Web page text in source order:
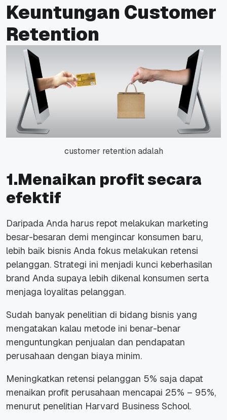
Keuntungan Customer
Retention
customer retention adalah
1.Menaikan profit secara
efektif
Daripada Anda harus repot melakukan marketing
besar-besaran demi mengincar konsumen baru,
lebih baik bisnis Anda fokus melakukan retensi
pelanggan. Strategi ini menjadi kunci keberhasilan
brand Anda supaya lebih dikenal konsumen serta
menjaga loyalitas pelanggan.
Sudah banyak penelitian di bidang bisnis yang
mengatakan kalau metode ini benar-benar
menguntungkan penjualan dan pendapatan
perusahaan dengan biaya minim.
Meningkatkan retensi pelanggan 5% saja dapat
menaikan profit perusahaan mencapai 25% – 95%,
menurut penelitian Harvard Business School.